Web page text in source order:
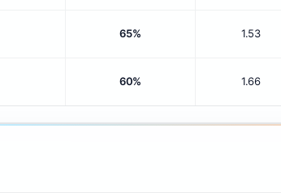
65% 1.53
60% 1.66